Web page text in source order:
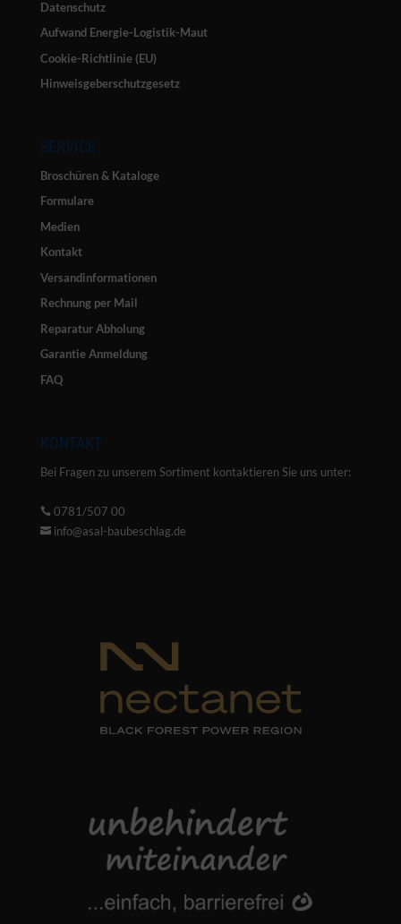
Datenschutz
Aufwand Energie-Logistik-Maut
Cookie-Richtlinie (EU)
Hinweisgeberschutzgesetz
SERVICE
Broschüren & Kataloge
Formulare
Medien
Kontakt
Versandinformationen
Rechnung per Mail
Reparatur Abholung
Garantie Anmeldung
FAQ
KONTAKT
Bei Fragen zu unserem Sortiment kontaktieren Sie uns unter:
 0781/507 00
info@asal-baubeschlag.de